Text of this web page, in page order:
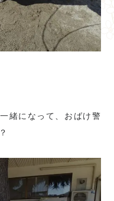
緒になって、おばけ警